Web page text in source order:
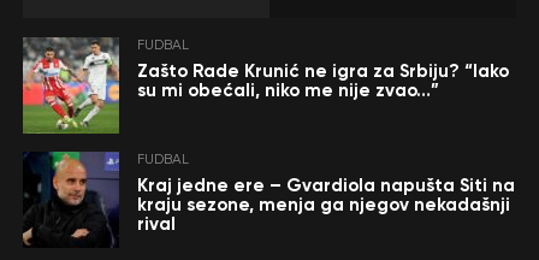
FUDBAL
Zašto Rade Krunić ne igra za Srbiju? “Iako
su mi obećali, niko me nije zvao…”
FUDBAL
Kraj jedne ere – Gvardiola napušta Siti na
kraju sezone, menja ga njegov nekadašnji
rival